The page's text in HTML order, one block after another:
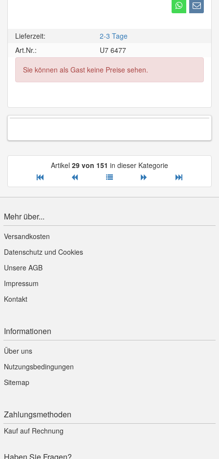
Lieferzeit:
2-3 Tage
Art.Nr.:
U7 6477
Sie können als Gast keine Preise sehen.
Artikel 29 von 151 in dieser Kategorie
Mehr über...
Versandkosten
Datenschutz und Cookies
Unsere AGB
Impressum
Kontakt
Informationen
Über uns
Nutzungsbedingungen
Sitemap
Zahlungsmethoden
Kauf auf Rechnung